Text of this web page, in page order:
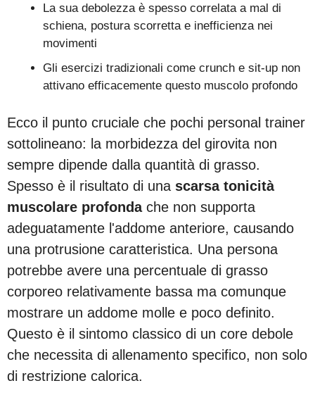
La sua debolezza è spesso correlata a mal di
schiena, postura scorretta e inefficienza nei
movimenti
Gli esercizi tradizionali come crunch e sit-up non
attivano efficacemente questo muscolo profondo
Ecco il punto cruciale che pochi personal trainer
sottolineano: la morbidezza del girovita non
sempre dipende dalla quantità di grasso.
Spesso è il risultato di una scarsa tonicità
muscolare profondache non supporta
adeguatamente l'addome anteriore, causando
una protrusione caratteristica. Una persona
potrebbe avere una percentuale di grasso
corporeo relativamente bassa ma comunque
mostrare un addome molle e poco definito.
Questo è il sintomo classico di un core debole
che necessita di allenamento specifico, non solo
di restrizione calorica.